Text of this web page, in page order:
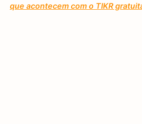
que acontecem com o TIKR